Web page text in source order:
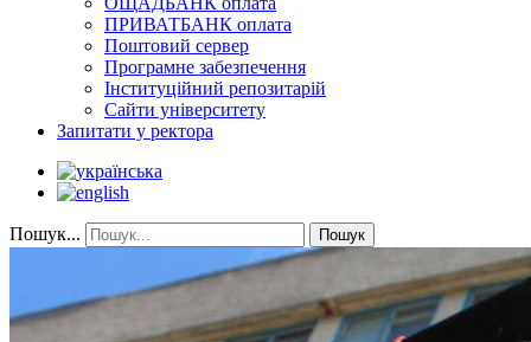
ПРИВАТБАНК оплата
Поштовий сервер
Програмне забезпечення
Інституційний репозитарій
Сайти університету
Запитати у ректора
Пошук... Пошук